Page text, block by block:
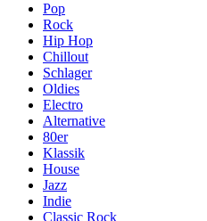
Pop
Rock
Hip Hop
Chillout
Schlager
Oldies
Electro
Alternative
80er
Klassik
House
Jazz
Indie
Classic Rock